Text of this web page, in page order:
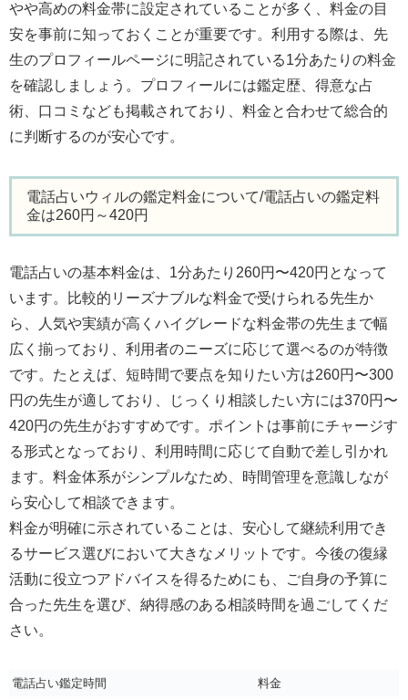
やや高めの料金帯に設定されていることが多く、料金の目
安を事前に知っておくことが重要です。利用する際は、先
生のプロフィールページに明記されている1分あたりの料金
を確認しましょう。プロフィールには鑑定歴、得意な占
術、口コミなども掲載されており、料金と合わせて総合的
に判断するのが安心です。
電話占いウィルの鑑定料金について/電話占いの鑑定料
金は260円～420円
電話占いの基本料金は、1分あたり260円〜420円となって
います。比較的リーズナブルな料金で受けられる先生か
ら、人気や実績が高くハイグレードな料金帯の先生まで幅
広く揃っており、利用者のニーズに応じて選べるのが特徴
です。たとえば、短時間で要点を知りたい方は260円〜300
円の先生が適しており、じっくり相談したい方には370円〜
420円の先生がおすすめです。ポイントは事前にチャージす
る形式となっており、利用時間に応じて自動で差し引かれ
ます。料金体系がシンプルなため、時間管理を意識しなが
ら安心して相談できます。
料金が明確に示されていることは、安心して継続利用でき
るサービス選びにおいて大きなメリットです。今後の復縁
活動に役立つアドバイスを得るためにも、ご自身の予算に
合った先生を選び、納得感のある相談時間を過ごしてくだ
さい。
電話占い鑑定時間
料金